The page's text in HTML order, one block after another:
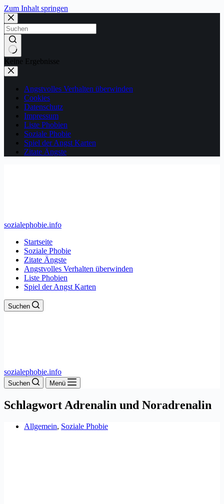
Zum Inhalt springen
Keine Ergebnisse
Angstvolles Verhalten überwinden
Cookies
Datenschutz
Impressum
Liste Phobien
Soziale Phobie
Spiel der Angst Karten
Zitate Ängste
sozialephobie.info
Startseite
Soziale Phobie
Zitate Ängste
Angstvolles Verhalten überwinden
Liste Phobien
Spiel der Angst Karten
Suchen
sozialephobie.info
Suchen Menü
Schlagwort Adrenalin und Noradrenalin
Allgemein, Soziale Phobie